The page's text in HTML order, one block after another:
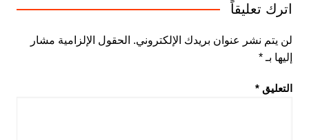
اترك تعليقاً
لن يتم نشر عنوان بريدك الإلكتروني. الحقول الإلزامية مشار
إليها بـ *
التعليق *